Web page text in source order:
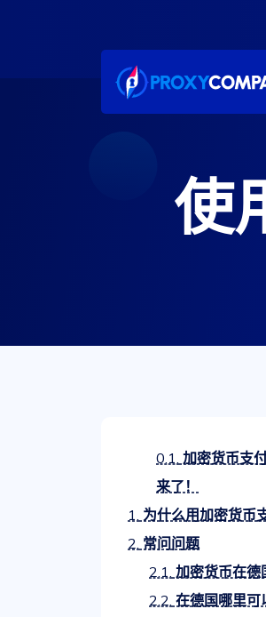
使
0.1. 加密货币支
来了！
1. 为什么用加密货币
2. 常问问题
2.1. 加密货币在德
2.2. 在德国哪里可